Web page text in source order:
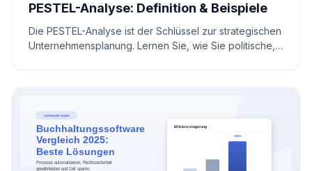
PESTEL-Analyse: Definition & Beispiele
Die PESTEL-Analyse ist der Schlüssel zur strategischen
Unternehmensplanung. Lernen Sie, wie Sie politische,